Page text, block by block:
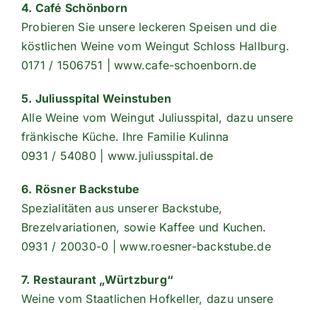
4. Café Schönborn
Probieren Sie unsere leckeren Speisen und die
köstlichen Weine vom Weingut Schloss Hallburg.
0171 / 1506751
| www.cafe-schoenborn.de
5. Juliusspital Weinstuben
Alle Weine vom Weingut Juliusspital, dazu unsere
fränkische Küche. Ihre Familie Kulinna
0931 / 54080 | www.juliusspital.de
6. Rösner Backstube
Spezialitäten aus unserer Backstube,
Brezelvariationen, sowie Kaffee und Kuchen.
0931 / 20030-0 | www.roesner-backstube.de
7. Restaurant „Würtzburg“
Weine vom Staatlichen Hofkeller, dazu unsere